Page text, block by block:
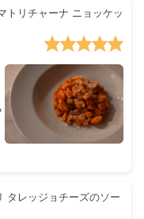
トリチャーナ ニョッケッ
タレッジョチーズのソー